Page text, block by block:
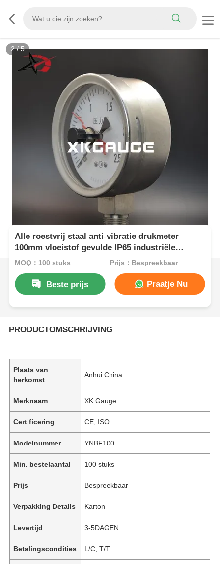
2/5
Alle roestvrij staal anti-vibratie drukmeter
100mm vloeistof gevulde IP65 industriële
manometer
MOQ：100 stuks Prijs：Bespreekbaar
Beste prijs Praatje Nu
PRODUCTOMSCHRIJVING
Plaats van
herkomst
Anhui China
Merknaam XK Gauge
Certificering CE, ISO
Modelnummer YNBF100
Min. bestelaantal 100 stuks
Prijs Bespreekbaar
Verpakking Details Karton
Levertijd 3-5DAGEN
Betalingscondities L/C, T/T